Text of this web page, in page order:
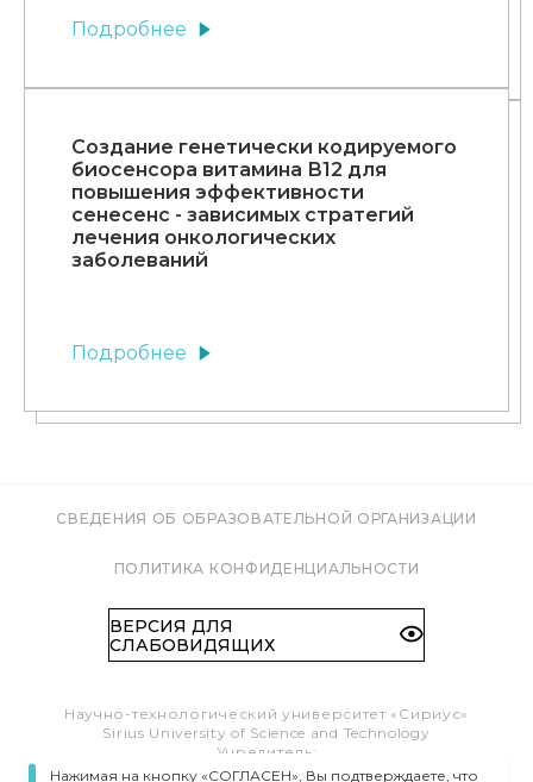
Подробнее
Создание генетически кодируемого
биосенсора витамина В12 для
повышения эффективности
сенесенс - зависимых стратегий
лечения онкологических
заболеваний
Подробнее
СВЕДЕНИЯ ОБ ОБРАЗОВАТЕЛЬНОЙ ОРГАНИЗАЦИИ
ПОЛИТИКА КОНФИДЕНЦИАЛЬНОСТИ
ВЕРСИЯ ДЛЯ
СЛАБОВИДЯЩИХ
Научно-технологический университет «Сириус»
Sirius University of Science and Technology
Учредитель:
Образовательный Фонд «Талант и успех»
Нажимая на кнопку «СОГЛАСЕН», Вы подтверждаете, что